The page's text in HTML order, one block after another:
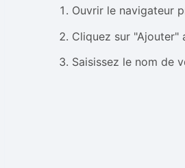
Ouvrir le navigateur
Cliquez sur "Ajouter"
Saisissez le nom de